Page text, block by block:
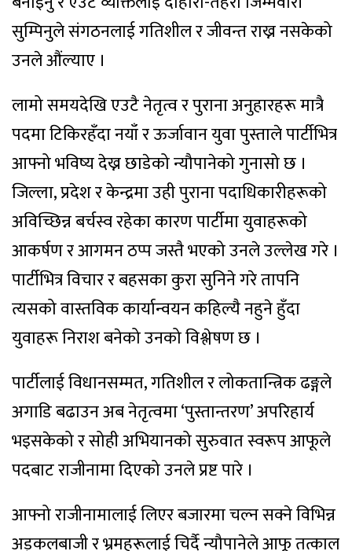
सुम्पिनुले संगठनलाई गतिशील र जीवन्त राख्न नसकेको
उनले औंल्याए ।
लामो समयदेखि एउटै नेतृत्व र पुराना अनुहारहरू मात्रै
पदमा टिकिरहँदा नयाँ र ऊर्जावान युवा पुस्ताले पार्टीभित्र
आफ्नो भविष्य देख्न छाडेको न्यौपानेको गुनासो छ ।
जिल्ला, प्रदेश र केन्द्रमा उही पुराना पदाधिकारीहरूको
अविच्छिन्न बर्चस्व रहेका कारण पार्टीमा युवाहरूको
आकर्षण र आगमन ठप्प जस्तै भएको उनले उल्लेख गरे ।
पार्टीभित्र विचार र बहसका कुरा सुनिने गरे तापनि
त्यसको वास्तविक कार्यान्वयन कहिल्यै नहुने हुँदा
युवाहरू निराश बनेको उनको विश्लेषण छ ।
पार्टीलाई विधानसम्मत, गतिशील र लोकतान्त्रिक ढङ्गले
अगाडि बढाउन अब नेतृत्वमा ‘पुस्तान्तरण’ अपरिहार्य
भइसकेको र सोही अभियानको सुरुवात स्वरूप आफूले
पदबाट राजीनामा दिएको उनले प्रष्ट पारे ।
आफ्नो राजीनामालाई लिएर बजारमा चल्न सक्ने विभिन्न
अड्कलबाजी र भ्रमहरूलाई चिर्दै न्यौपानेले आफू तत्काल